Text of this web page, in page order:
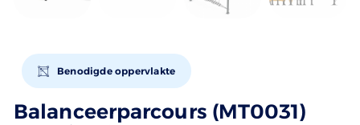
Benodigde oppervlakte
Balanceerparcours (MT0031)